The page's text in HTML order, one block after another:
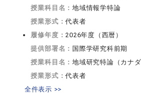
授業科目名：地域情報学特論
授業形式：代表者
履修年度：2026年度（西暦）
提供部署名： 国際学研究科前期
授業科目名：地域研究特論（カナダ
授業形式：代表者
全件表示 >>